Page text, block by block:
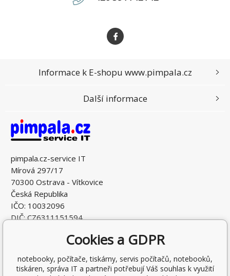
pimpala.cz-service IT
Mírová 297/17
70300 Ostrava - Vítkovice
Česká Republika
IČO: 10032096
DIČ: CZ6311151594
Informace k E-shopu www.pimpala.cz
Další informace
Cookies a GDPR
notebooky, počítače, tiskárny, servis počítačů, notebooků,
tiskáren, správa IT a partneři potřebují Váš souhlas k využití